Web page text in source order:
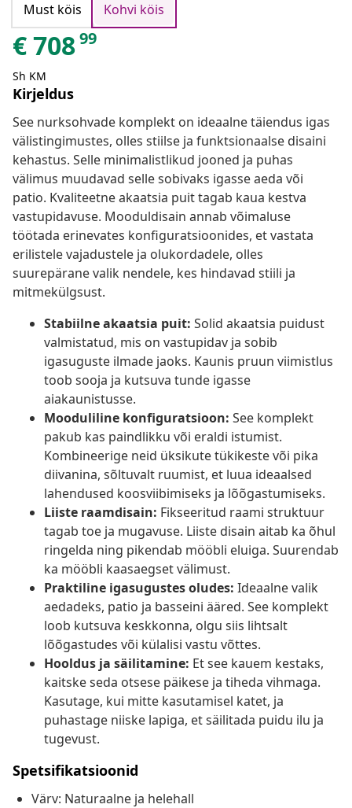
Must köis
Kohvi köis
€70899
Sh KM
Kirjeldus
See nurksohvade komplekt on ideaalne täiendus igas
välistingimustes, olles stiilse ja funktsionaalse disaini
kehastus. Selle minimalistlikud jooned ja puhas
välimus muudavad selle sobivaks igasse aeda või
patio. Kvaliteetne akaatsia puit tagab kaua kestva
vastupidavuse. Mooduldisain annab võimaluse
töötada erinevates konfiguratsioonides, et vastata
erilistele vajadustele ja olukordadele, olles
suurepärane valik nendele, kes hindavad stiili ja
mitmekülgsust.
Stabiilne akaatsia puit: Solid akaatsia puidust
valmistatud, mis on vastupidav ja sobib
igasuguste ilmade jaoks. Kaunis pruun viimistlus
toob sooja ja kutsuva tunde igasse
aiakaunistusse.
Mooduliline konfiguratsioon: See komplekt
pakub kas paindlikku või eraldi istumist.
Kombineerige neid üksikute tükikeste või pika
diivanina, sõltuvalt ruumist, et luua ideaalsed
lahendused koosviibimiseks ja lõõgastumiseks.
Liiste raamdisain: Fikseeritud raami struktuur
tagab toe ja mugavuse. Liiste disain aitab ka õhul
ringelda ning pikendab mööbli eluiga. Suurendab
ka mööbli kaasaegset välimust.
Praktiline igasugustes oludes: Ideaalne valik
aedadeks, patio ja basseini ääred. See komplekt
loob kutsuva keskkonna, olgu siis lihtsalt
lõõgastudes või külalisi vastu võttes.
Hooldus ja säilitamine: Et see kauem kestaks,
kaitske seda otsese päikese ja tiheda vihmaga.
Kasutage, kui mitte kasutamisel katet, ja
puhastage niiske lapiga, et säilitada puidu ilu ja
tugevust.
Spetsifikatsioonid
Värv: Naturaalne ja helehall